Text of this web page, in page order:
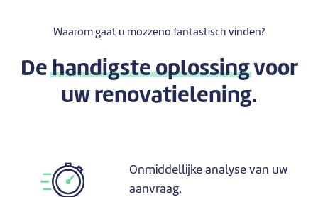
Waarom gaat u mozzeno fantastisch vinden?
Dehandigste oplossingvoor
uw renovatielening.
Onmiddellijke analyse van uw
aanvraag.